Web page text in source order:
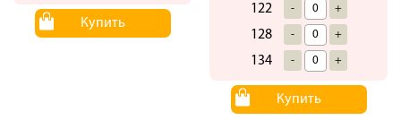
Купить
122 - +
128 - +
134 - +
Купить